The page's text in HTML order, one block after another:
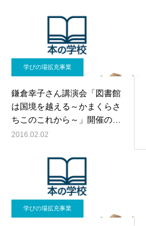
学びの場拡充事業
鎌倉幸子さん講演会「図書館
は国境を越える～かまくらさ
ちこのこれから～」開催のお
知らせ
2016.02.02
学びの場拡充事業